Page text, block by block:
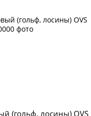
(гольф, лосины) OVS